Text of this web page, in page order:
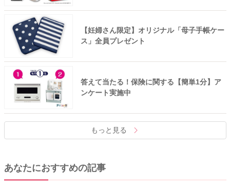
【妊婦さん限定】オリジナル「母子手帳ケー
ス」全員プレゼント
答えて当たる！保険に関する【簡単1分】ア
ンケート実施中
もっと見る
あなたにおすすめの記事